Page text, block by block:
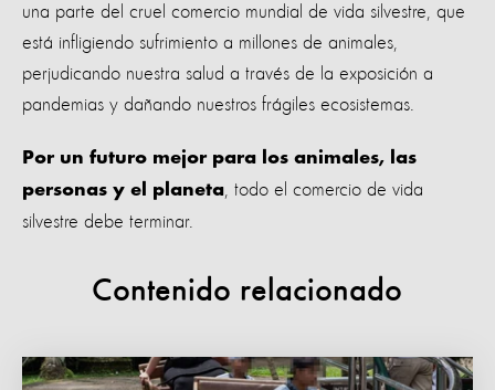
una parte del cruel comercio mundial de vida silvestre, que
está infligiendo sufrimiento a millones de animales,
perjudicando nuestra salud a través de la exposición a
pandemias y dañando nuestros frágiles ecosistemas.
Por un futuro mejor para los animales, las
personas y el planeta , todo el comercio de vida
silvestre debe terminar.
Contenido relacionado